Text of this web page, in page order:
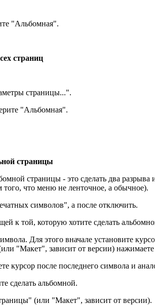
"Альбомная".
страниц
страницы...".
"Альбомная".
страницы
страницы - это сделать два
что меню не ленточное, а обычное).
символов", а после отключить.
к той, которую хотите сделать
Для этого вначале установите
"Макет", зависит от версии)
курсор после последнего символа и
сделать альбомной.
(или "Макет", зависит от версии).